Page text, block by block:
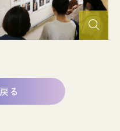
る